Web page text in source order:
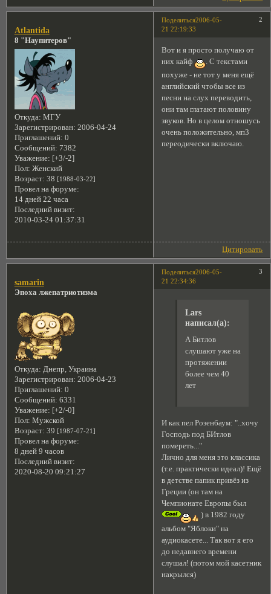
Поделиться 2
2006-05-
21 22:19:33
Atlantida
8 "Наупитеров"
Откуда: МГУ
Зарегистрирован: 2006-04-24
Приглашений: 0
Сообщений: 7382
Уважение: [+3/-2]
Пол: Женский
Возраст: 38 [1988-03-22]
Провел на форуме:
14 дней 22 часа
Последний визит:
2010-03-24 01:37:31
Вот и я просто получаю от
них кайф
. С текстами
похуже - не тот у меня ещё
английский чтобы все из
песни на слух переводить,
они там глатают половину
звуков. Но в целом отношусь
очень положительно, мп3
переодически включаю.
Цитировать
Поделиться 3
2006-05-
21 22:34:36
samarin
Эпоха лжепатриотизма
Откуда: Днепр, Украина
Зарегистрирован: 2006-04-23
Приглашений: 0
Сообщений: 6331
Уважение: [+2/-0]
Пол: Мужской
Возраст: 39 [1987-07-21]
Провел на форуме:
8 дней 9 часов
Последний визит:
2020-08-20 09:21:27
Lars
написал(а):
А Битлов
слушают уже на
протяжении
более чем 40
лет
И как пел Розенбаум: "..хочу
Господь под БИтлов
помереть..."
Лично для меня это классика
(т.е. практически идеал)! Ещё
в детстве папик привёз из
Греции (он там на
Чемпионате Европы был
) в 1982 году
альбом "Яблоки" на
аудиокасете... Так вот я его
до недавнего времени
слушал! (потом мой касетник
накрылся)